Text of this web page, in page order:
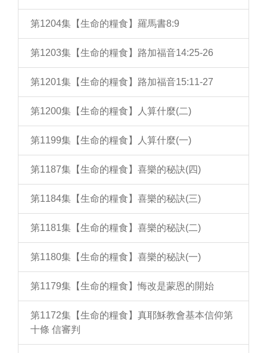
第1204集【生命的糧食】羅馬書8:9
第1203集【生命的糧食】路加福音14:25-26
第1201集【生命的糧食】路加福音15:11-27
第1200集【生命的糧食】人算什麼(二)
第1199集【生命的糧食】人算什麼(一)
第1187集【生命的糧食】喜樂的秘訣(四)
第1184集【生命的糧食】喜樂的秘訣(三)
第1181集【生命的糧食】喜樂的秘訣(二)
第1180集【生命的糧食】喜樂的秘訣(一)
第1179集【生命的糧食】悔改是蒙恩的開始
第1172集【生命的糧食】真耶穌教會基本信仰第
十條 信審判